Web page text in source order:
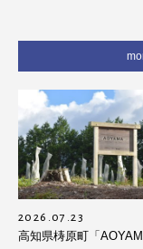
2026.07.23
高知県梼原町「